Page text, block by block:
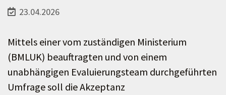
23.04.2026
Mittels einer vom zuständigen Ministerium
(BMLUK) beauftragten und von einem
unabhängigen Evaluierungsteam durchgeführten
Umfrage soll die Akzeptanz